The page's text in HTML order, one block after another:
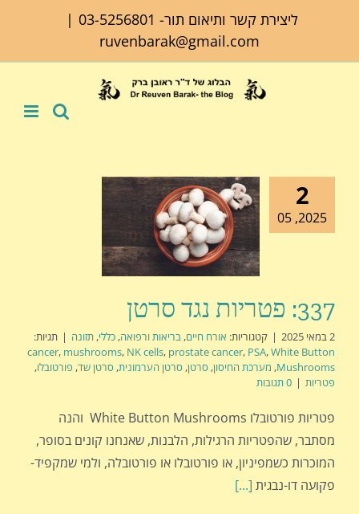
ליצירת קשר ותיאום תור- 03-5256801
|
ruvenbarak@gmail.com
2
2025, 05
337: פטריות נגד סרטן
2 במאי 2025 | קטגוריות: אורח חיים, בריאות ורפואה, כללי, תזונה | תגיות:
cancer, mushrooms, NK cells, prostate cancer, PSA,White Button
Mushrooms
, מערכת החיסון, סרטן, סרטן הערמונית, סרטן שד, פורטובלו,
פטריות | 0 תגובות
פטריות פורטובלו White Button Mushrooms והנה
מסתבר, שהפטריות הרגילות, הלבנות, שאנחנו קונים בסופר,
המוכרות כשמפיניון, או פורטובלו או פורטובלה, ולמי שמקפיד-
פקועה דו-נבגית [...]